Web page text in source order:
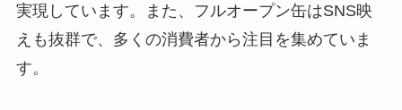
実現しています。また、フルオープン缶はSNS映
えも抜群で、多くの消費者から注目を集めていま
す。